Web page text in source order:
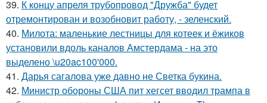
39. К концу апреля трубопровод "Дружба" будет
отремонтирован и возобновит работу, - зеленский.
40. Милота: маленькие лестницы для котеек и ёжиков
установили вдоль каналов Амстердама - на это
выделено \u20ac100'000.
41. Дарья сагалова уже давно не Светка букина.
42. Министр обороны США пит хегсет вводил трампа в